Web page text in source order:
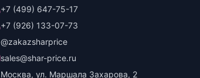
+7 (499) 647-75-17
+7 (926) 133-07-73
@zakazsharprice
sales@shar-price.ru
Москва, ул. Маршала Захарова, 2